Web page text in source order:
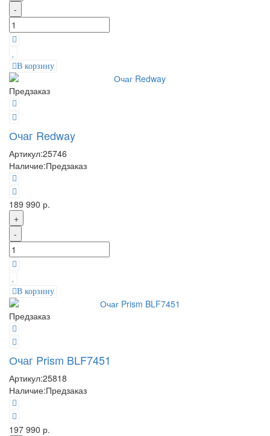
-
В корзину
Предзаказ
Очаг Redway
Артикул:25746
Наличие:Предзаказ
189 990 р.
+
-
В корзину
Предзаказ
Очаг Prism BLF7451
Артикул:25818
Наличие:Предзаказ
197 990 р.